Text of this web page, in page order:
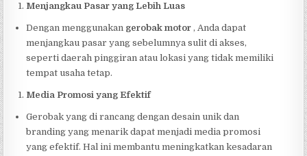
Menjangkau Pasar yang Lebih Luas
Dengan menggunakan gerobak motor, Anda dapat
menjangkau pasar yang sebelumnya sulit di akses,
seperti daerah pinggiran atau lokasi yang tidak memiliki
tempat usaha tetap.
Media Promosi yang Efektif
Gerobak yang di rancang dengan desain unik dan
branding yang menarik dapat menjadi media promosi
yang efektif. Hal ini membantu meningkatkan kesadaran